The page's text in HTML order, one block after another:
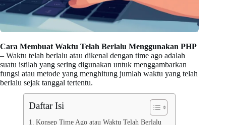
Cara Membuat Waktu Telah Berlalu Menggunakan PHP
– Waktu telah berlalu atau dikenal dengan time ago adalah
suatu istilah yang sering digunakan untuk menggambarkan
fungsi atau metode yang menghitung jumlah waktu yang telah
berlalu sejak tanggal tertentu.
Daftar Isi
Konsep Time Ago atau Waktu Telah Berlalu